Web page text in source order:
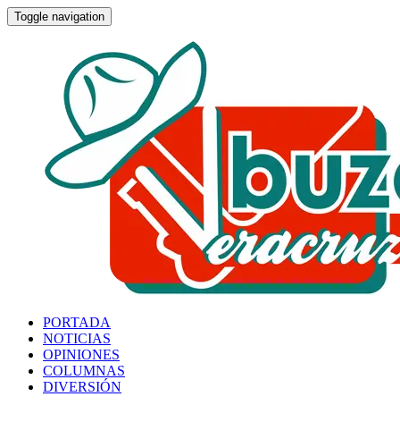
Toggle navigation
PORTADA
NOTICIAS
OPINIONES
COLUMNAS
DIVERSIÓN